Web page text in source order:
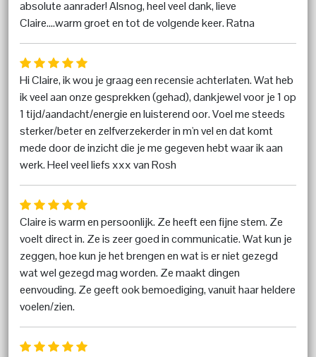
absolute aanrader! Alsnog, heel veel dank, lieve
Claire....warm groet en tot de volgende keer. Ratna
Hi Claire, ik wou je graag een recensie achterlaten. Wat heb
ik veel aan onze gesprekken (gehad), dankjewel voor je 1 op
1 tijd/aandacht/energie en luisterend oor. Voel me steeds
sterker/beter en zelfverzekerder in m'n vel en dat komt
mede door de inzicht die je me gegeven hebt waar ik aan
werk. Heel veel liefs xxx van Rosh
Claire is warm en persoonlijk. Ze heeft een fijne stem. Ze
voelt direct in. Ze is zeer goed in communicatie. Wat kun je
zeggen, hoe kun je het brengen en wat is er niet gezegd
wat wel gezegd mag worden. Ze maakt dingen
eenvouding. Ze geeft ook bemoediging, vanuit haar heldere
voelen/zien.